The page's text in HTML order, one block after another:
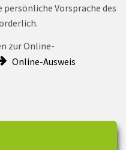
persönliche Vorsprache des
zur Online-
Online-Ausweis